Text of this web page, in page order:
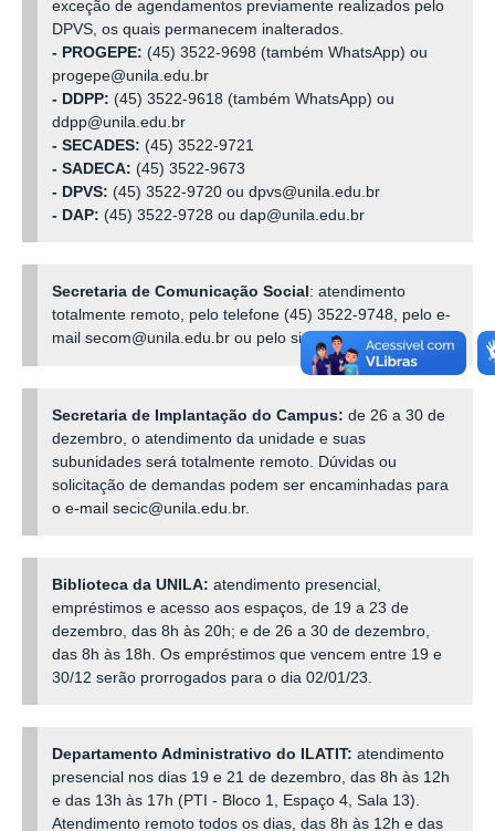
exceção de agendamentos previamente realizados pelo
DPVS, os quais permanecem inalterados.
- PROGEPE: (45) 3522-9698 (também WhatsApp) ou
progepe@unila.edu.br
- DDPP: (45) 3522-9618 (também WhatsApp) ou
ddpp@unila.edu.br
- SECADES: (45) 3522-9721
- SADECA: (45) 3522-9673
- DPVS: (45) 3522-9720 ou dpvs@unila.edu.br
- DAP: (45) 3522-9728 ou dap@unila.edu.br
Secretaria de Comunicação Social : atendimento
totalmente remoto, pelo telefone (45) 3522-9748, pelo e-
mail secom@unila.edu.br ou pelo sistema
Comunica
Secretaria de Implantação do Campus: de 26 a 30 de
dezembro, o atendimento da unidade e suas
subunidades será totalmente remoto. Dúvidas ou
solicitação de demandas podem ser encaminhadas para
o e-mail secic@unila.edu.br.
Biblioteca da UNILA: atendimento presencial,
empréstimos e acesso aos espaços, de 19 a 23 de
dezembro, das 8h às 20h; e de 26 a 30 de dezembro,
das 8h às 18h. Os empréstimos que vencem entre 19 e
30/12 serão prorrogados para o dia 02/01/23.
Departamento Administrativo do ILATIT:atendimento
presencial nos dias 19 e 21 de dezembro, das 8h às 12h
e das 13h às 17h (PTI - Bloco 1, Espaço 4, Sala 13).
Atendimento remoto todos os dias, das 8h às 12h e das